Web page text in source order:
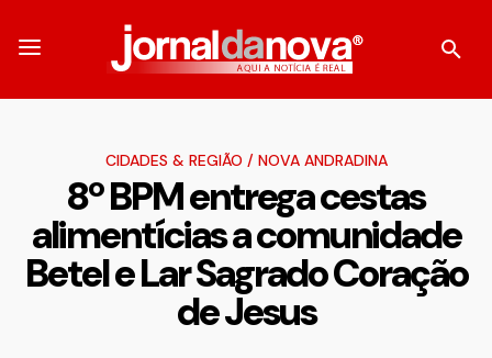
CIDADES & REGIÃO / NOVA ANDRADINA
8º BPM entrega cestas
alimentícias a comunidade
Betel e Lar Sagrado Coração
de Jesus